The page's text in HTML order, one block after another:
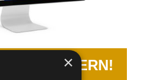
SICHERN!
×